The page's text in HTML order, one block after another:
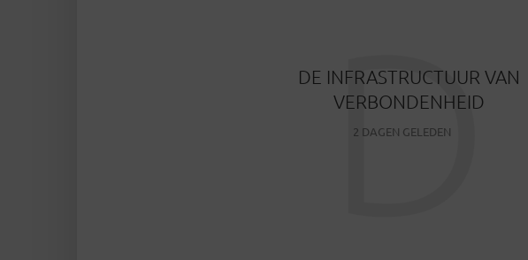
DE INFRASTRUCTUUR VAN
VERBONDENHEID
2 DAGEN GELEDEN
D